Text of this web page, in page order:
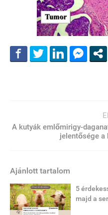
A kutyák emlőmirigy-
jelentősége a
Ajánlott tartalom
5
majd a